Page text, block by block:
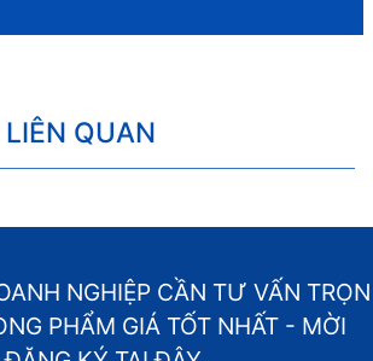
QUAN
NGHIỆP CẦN TƯ VẤN TRỌN
PHẨM GIÁ TỐT NHẤT - MỜI